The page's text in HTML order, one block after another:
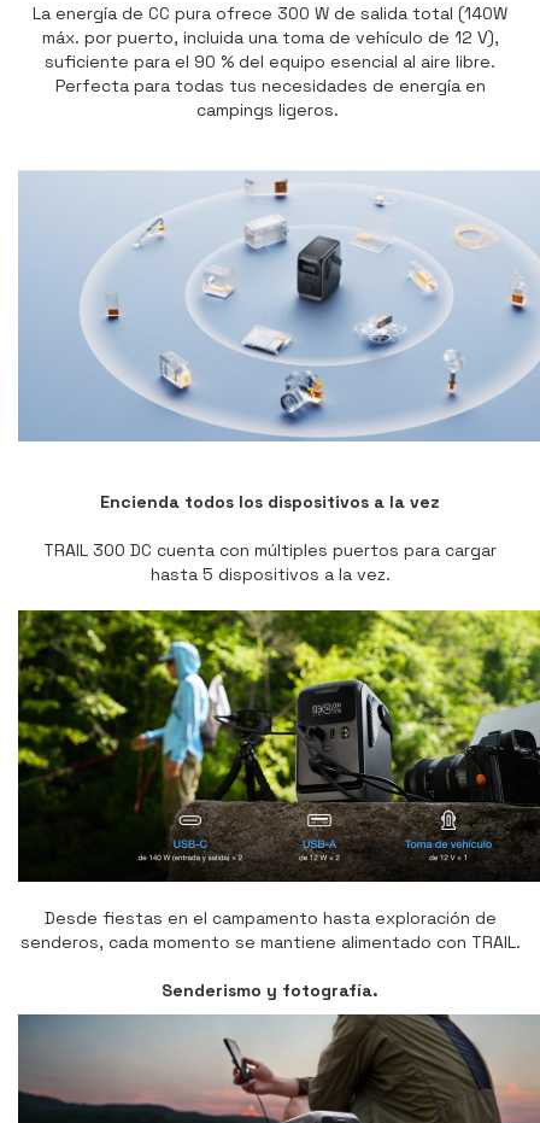
La energía de CC pura ofrece 300 W de salida total (140W
máx. por puerto, incluida una toma de vehículo de 12 V),
suficiente para el 90 % del equipo esencial al aire libre.
Perfecta para todas tus necesidades de energía en
campings ligeros.
Encienda todos los dispositivos a la vez
TRAIL 300 DC cuenta con múltiples puertos para cargar
hasta 5 dispositivos a la vez.
Desde fiestas en el campamento hasta exploración de
senderos, cada momento se mantiene alimentado con TRAIL.
Senderismo y fotografía.